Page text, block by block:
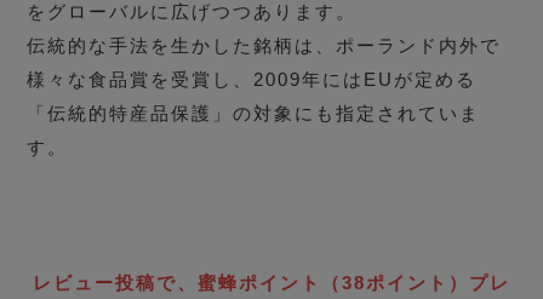
をグローバルに広げつつあります。
伝統的な手法を生かした銘柄は、ポーランド内外で
様々な食品賞を受賞し、2009年にはEUが定める
「伝統的特産品保護」の対象にも指定されていま
す。
レビュー投稿で、蜜蜂ポイント（38ポイント）プレ